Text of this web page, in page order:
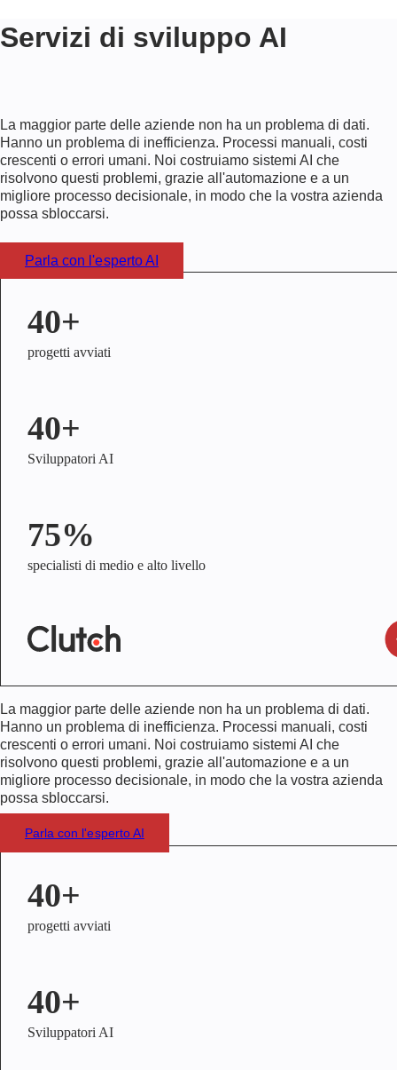
Servizi di sviluppo AI
La maggior parte delle aziende non ha un problema di dati.
Hanno un problema di inefficienza. Processi manuali, costi
crescenti o errori umani. Noi costruiamo sistemi AI che
risolvono questi problemi, grazie all'automazione e a un
migliore processo decisionale, in modo che la vostra azienda
possa sbloccarsi.
Parla con l'esperto AI
40+
progetti avviati
40+
Sviluppatori AI
75%
specialisti di medio e alto livello
La maggior parte delle aziende non ha un problema di dati.
Hanno un problema di inefficienza. Processi manuali, costi
crescenti o errori umani. Noi costruiamo sistemi AI che
risolvono questi problemi, grazie all'automazione e a un
migliore processo decisionale, in modo che la vostra azienda
possa sbloccarsi.
Parla con l'esperto AI
40+
progetti avviati
40+
Sviluppatori AI